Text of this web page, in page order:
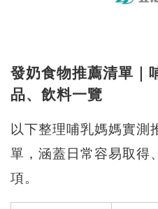
發奶食物推薦清單｜
品、飲料一覽
以下整理哺乳媽媽實測
單，涵蓋日常容易取得
項。